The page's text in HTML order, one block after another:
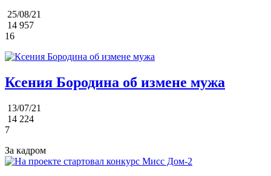
25/08/21
14 957
16
Ксения Бородина об измене мужа
13/07/21
14 224
7
За кадром